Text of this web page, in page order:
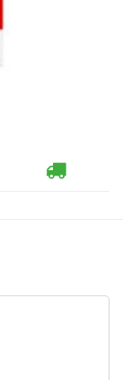
CALCULAR
FRETE